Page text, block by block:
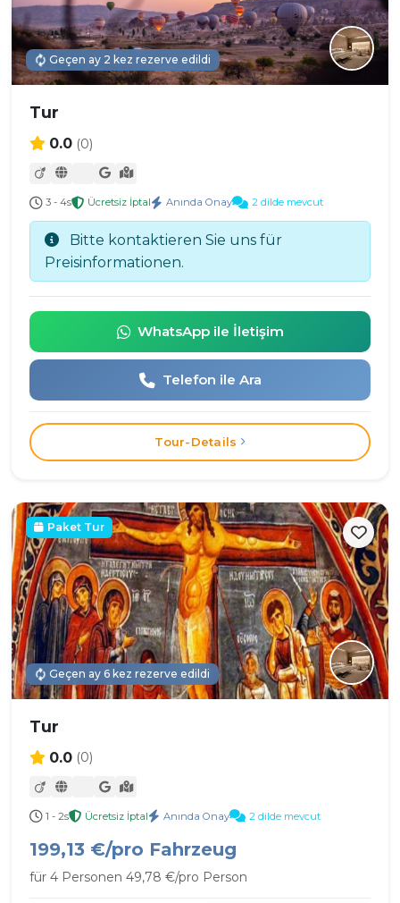
Geçen ay 2 kez rezerve edildi
Tur
0.0 (0)
3 - 4s Ücretsiz İptal Anında Onay 2 dilde mevcut
Bitte kontaktieren Sie uns für
Preisinformationen.
WhatsApp ile İletişim
Telefon ile Ara
Tour-Details
Paket Tur
Geçen ay 6 kez rezerve edildi
Tur
0.0 (0)
1 - 2s Ücretsiz İptal Anında Onay 2 dilde mevcut
199,13 €/pro Fahrzeug
für 4 Personen 49,78 €/pro Person